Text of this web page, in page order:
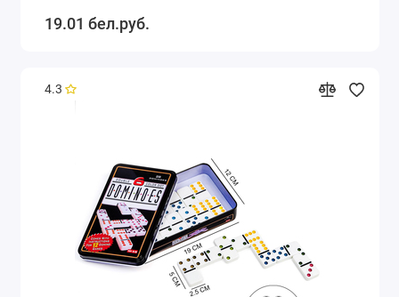
19.01 бел.руб.
4.3